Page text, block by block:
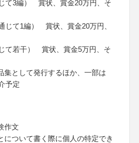
て3編） 賞状、賞金20万円、そ
じて1編） 賞状、賞金20万円、
て若干） 賞状、賞金5万円、そ
集として発行するほか、一部は
予定
作文
ついて書く際に個人の特定でき